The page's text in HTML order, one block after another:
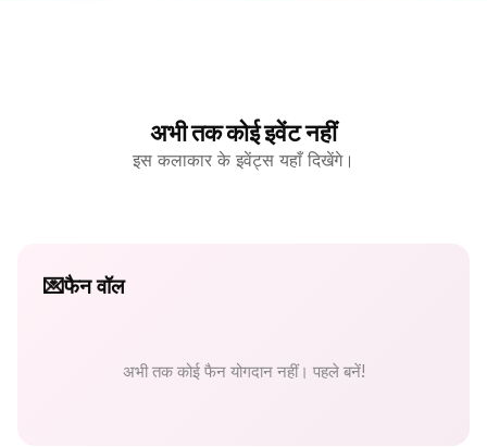
अभी तक कोई इवेंट नहीं
इस कलाकार के इवेंट्स यहाँ दिखेंगे।
💌फैन वॉल
अभी तक कोई फैन योगदान नहीं। पहले बनें!